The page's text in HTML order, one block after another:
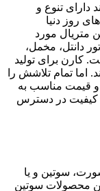
دارای تنوع و
روز دنیا
متریال مورد
دانتل، مخمل،
کارن برای تولید
اما تمام تلاشش را
و قیمت مناسب به
کیفیت در دسترس
سوتین و یا
محصولات سوتین